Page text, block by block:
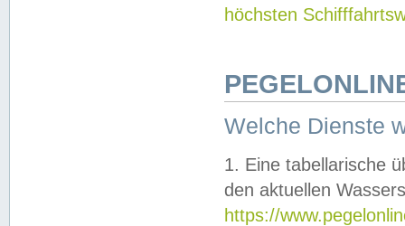
höchsten
Welche Dienste
1. Eine tabellarische
den aktuellen
https://